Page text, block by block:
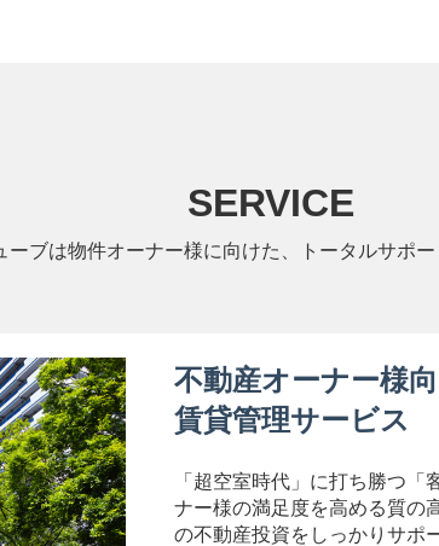
SERVICE
ーブは物件オーナー様に向けた、トータルサポ
不動産オーナー様
賃貸管理サービス
「超空室時代」に打ち勝つ
ナー様の満足度を高める質の
の不動産投資をしっかりサポ